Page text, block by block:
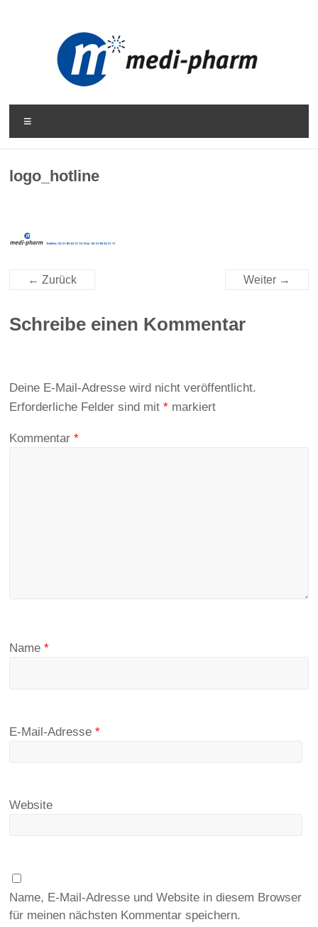
MEDI-
Medizinischer
|
logo_hotline
← Zurück Weiter →
Schreibe einen Kommentar
Deine E-Mail-Adresse wird nicht veröffentlicht.
Erforderliche Felder sind mit* markiert
Kommentar*
Name*
E-Mail-Adresse*
Website
Name, E-Mail-Adresse und Website in diesem Browser
für meinen nächsten Kommentar speichern.